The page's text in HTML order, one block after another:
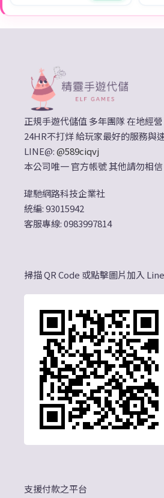
正規手遊代儲值 多年團隊 在地經營
24HR不打烊 給玩家最好的服務與
LINE@:@589ciqvj
本公司唯一 官方帳號 其他請勿相信
瑋馳網路科技企業社
統編: 93015942
客服專線: 0983997814
掃描 QR Code 或點擊圖片加入 Line
支援付款之平台